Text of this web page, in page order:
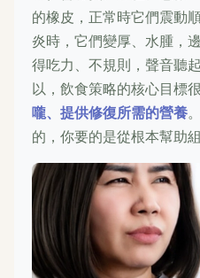
的橡皮，正常時它們震動
炎時，它們變厚、水腫，
得吃力、不規則，聲音聽
以，飲食策略的核心目標
嚨、提供修復所需的營養
的，你要的是從根本幫助組